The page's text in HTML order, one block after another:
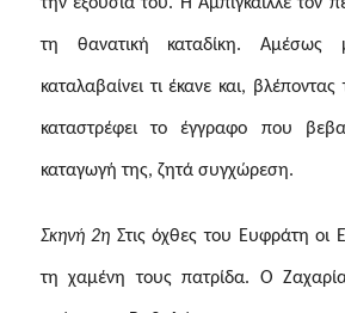
τη θανατική καταδίκη. Αμέσως
καταλαβαίνει τι έκανε και,
καταστρέφει το έγγραφο που
καταγωγή της, ζητά συγχώρεση.
Σκηνή 2η Στις όχθες του Ευφράτη οι
τη χαμένη τους πατρίδα. Ο